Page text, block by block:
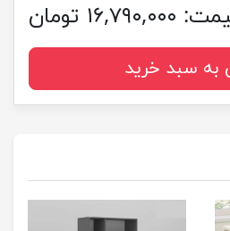
۱۶,۷۹۰,۰۰۰ تومان
به سبد خرید